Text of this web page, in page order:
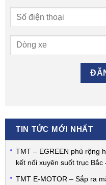
TIN TỨC MỚI NHẤT
TMT – EGREEN phủ rộng
kết nối xuyên suốt trục Bắc
TMT E-MOTOR – Sắp ra